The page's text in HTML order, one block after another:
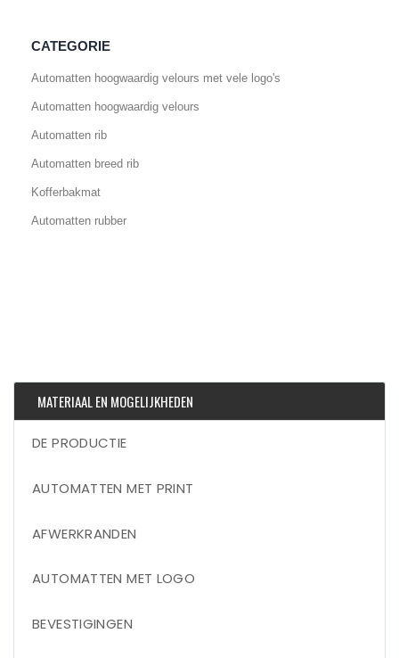
CATEGORIE
Automatten hoogwaardig velours met vele logo's
Automatten hoogwaardig velours
Automatten rib
Automatten breed rib
Kofferbakmat
Automatten rubber
MATERIAAL EN MOGELIJKHEDEN
DE PRODUCTIE
AUTOMATTEN MET PRINT
AFWERKRANDEN
AUTOMATTEN MET LOGO
BEVESTIGINGEN